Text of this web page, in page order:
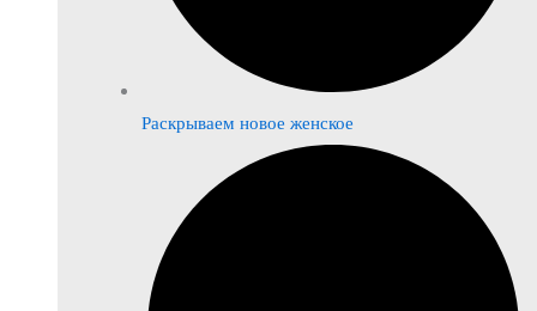
Раскрываем новое женское